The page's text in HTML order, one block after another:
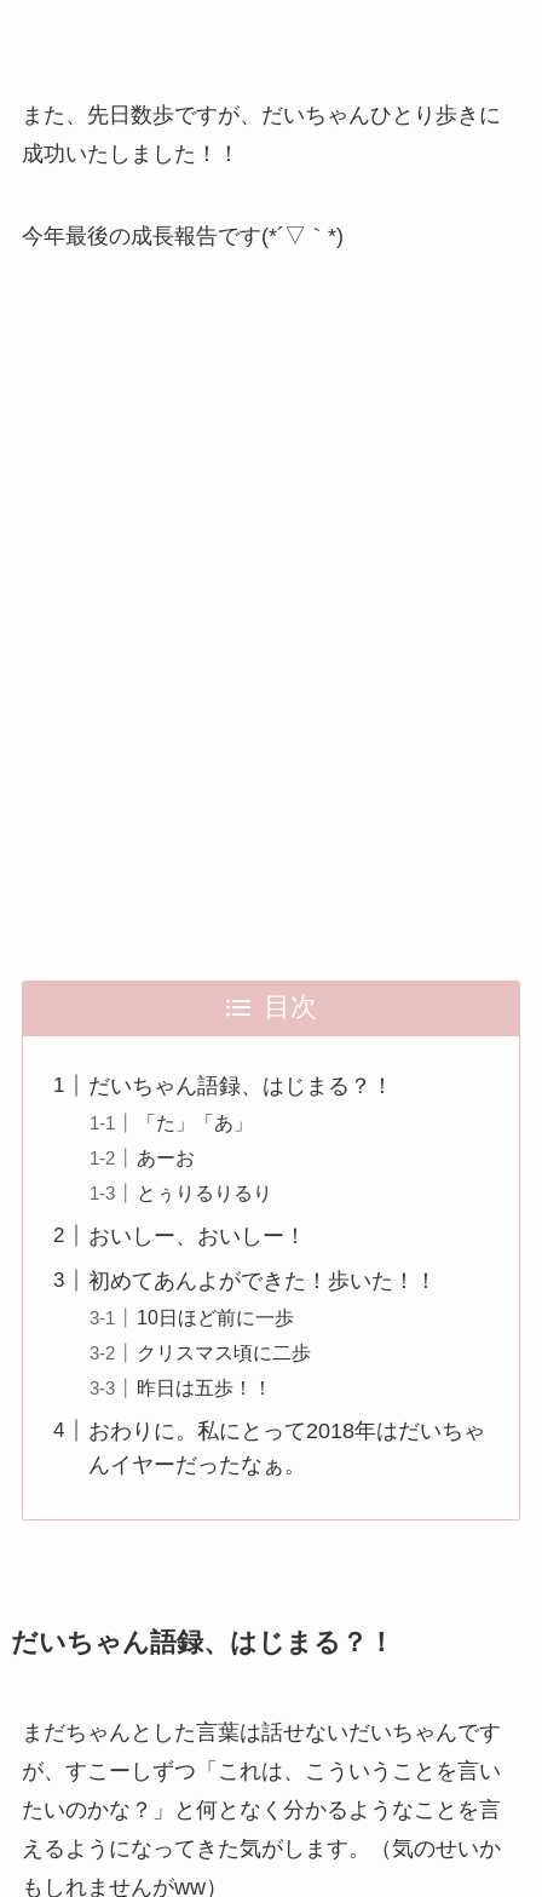
また、先日数歩ですが、だいちゃんひとり歩きに
成功いたしました！！
今年最後の成長報告です(*´▽｀*)
目次
だいちゃん語録、はじまる？！
「た」「あ」
あーお
とぅりるりるり
おいしー、おいしー！
初めてあんよができた！歩いた！！
10日ほど前に一歩
クリスマス頃に二歩
昨日は五歩！！
おわりに。私にとって2018年はだいちゃ
んイヤーだったなぁ。
だいちゃん語録、はじまる？！
まだちゃんとした言葉は話せないだいちゃんです
が、すこーしずつ「これは、こういうことを言い
たいのかな？」と何となく分かるようなことを言
えるようになってきた気がします。（気のせいか
もしれませんがww）